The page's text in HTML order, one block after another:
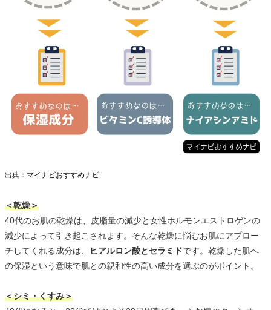
出典：マイナビおすすめナビ
＜乾燥＞
40代のお肌の乾燥は、皮脂量の減少と女性ホルモンエストロゲンの
減少によって引き起こされます。そんな乾燥に悩むお肌にアプロー
チしてくれる成分は、
ヒアルロン酸とセラミドです。乾燥した肌へ
の保湿という意味で肌との親和性の高い成分を選ぶのがポイント。
＜シミ・くすみ＞